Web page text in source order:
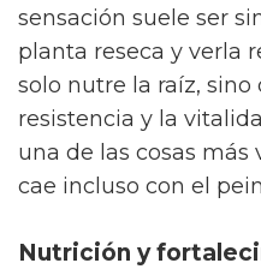
sensación suele ser
planta reseca y verla
solo nutre la raíz, sino
resistencia y la
una de las cosas más
cae incluso con el
Nutrición y